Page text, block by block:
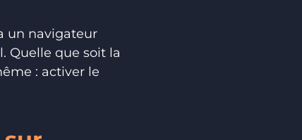
un navigateur
Quelle que soit la
: activer le